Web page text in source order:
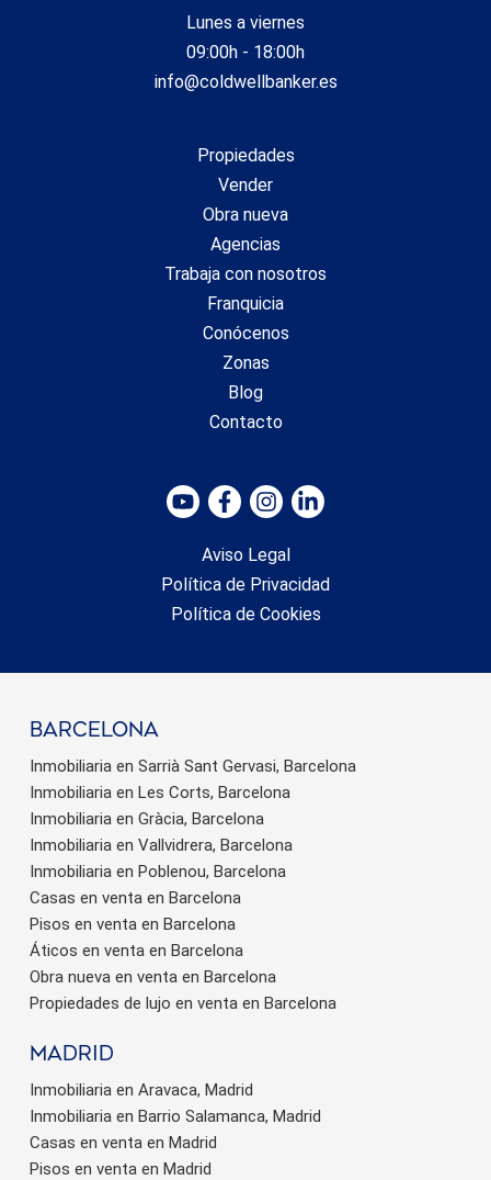
Lunes a viernes
09:00h - 18:00h
info@coldwellbanker.es
Propiedades
Vender
Obra nueva
Agencias
Trabaja con nosotros
Franquicia
Conócenos
Zonas
Blog
Contacto
Aviso Legal
Política de Privacidad
Política de Cookies
barcelona
Inmobiliaria en Sarrià Sant Gervasi, Barcelona
Inmobiliaria en Les Corts, Barcelona
Inmobiliaria en Gràcia, Barcelona
Inmobiliaria en Vallvidrera, Barcelona
Inmobiliaria en Poblenou, Barcelona
Casas en venta en Barcelona
Pisos en venta en Barcelona
Áticos en venta en Barcelona
Obra nueva en venta en Barcelona
Propiedades de lujo en venta en Barcelona
Madrid
Inmobiliaria en Aravaca, Madrid
Inmobiliaria en Barrio Salamanca, Madrid
Casas en venta en Madrid
Pisos en venta en Madrid